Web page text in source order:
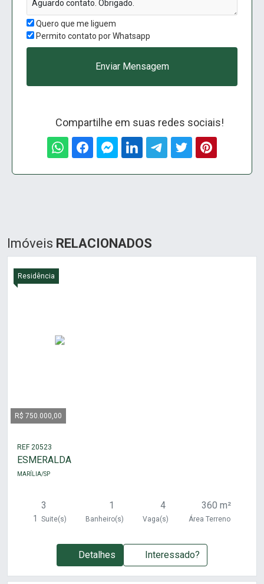
Quero que me liguem
Permito contato por Whatsapp
Enviar Mensagem
Compartilhe em suas redes sociais!
Imóveis RELACIONADOS
Residência
R$ 750.000,00
REF 20523
ESMERALDA
MARÍLIA/SP
3
1 Suite(s)
1
Banheiro(s)
4
Vaga(s)
360 m²
Área Terreno
Detalhes Interessado?